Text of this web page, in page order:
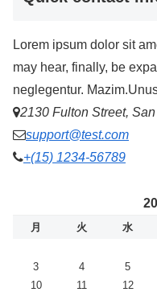
Lorem ipsum dolor sit
may hear, finally, be
neglegentur.
2130 Fulton Street,
support@test.com
+(15) 1234-56789
月 火 水
3
4 5
10
11 12